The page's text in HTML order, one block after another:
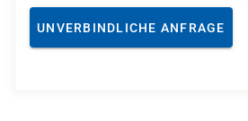
UNVERBINDLICHE ANFRAGE